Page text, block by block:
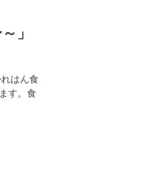
」
はん食
す。食